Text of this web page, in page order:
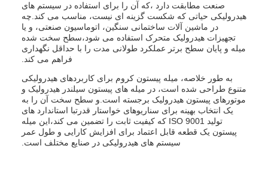
صنعت مطابقت دارد ،که آن را برای استفاده در سیستم های
هیدرولیکی حیاتی که شکست گزینه ای نیست، مناسب می کند.چه
در ماشین آلات ساختمانی سنگین، اتوماسیون صنعتی، و یا
تجهیزات هیدرولیک متحرک استفاده می شود،سطح سخت شده
میله و پایان سطح برتر عملکرد طولانی مدت را با حداقل نگهداری
فراهم می کند.
به طور خلاصه، میله پیستون کروم برای کاربردهای هیدرولیکی
متنوع طراحی شده است، در میله های پیستون سیلندر هیدرولیک و
موتورهای پیستون هیدرولیک برجسته است.و سطح سخت آن را به
یک انتخاب بهینه برای سناریوهای خواستار قدرتبا استاندارد های
تولید ISO 9001 که کیفیت ثابت را تضمین می کند،این میله
پیستون یک قطعه قابل اعتماد برای افزایش کارایی و طول عمر
سیستم های هیدرولیکی در صنایع مختلف است.